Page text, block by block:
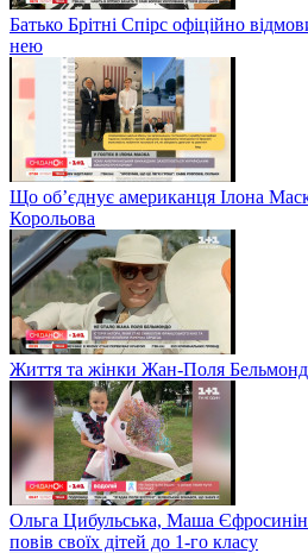
Батько Брітні Спірс офіційно
нею
Що об’єднує американця Ілона
Корольова
Життя та жінки Жан-Поля
Ольга Цибульська, Маша
повів своїх дітей до 1-го класу